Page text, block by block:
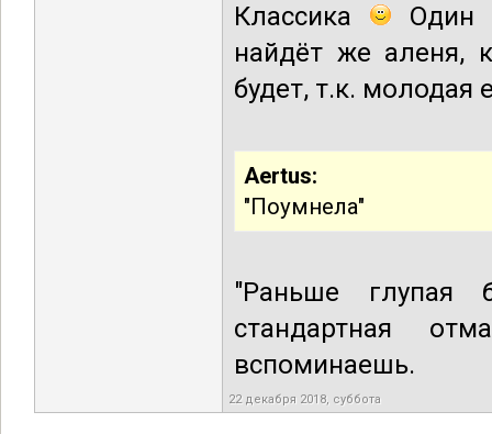
Классика
Один
найдёт же аленя,
будет, т.к. молодая
Aertus:
"Поумнела"
"Раньше глупая
стандартная
вспоминаешь.
22 декабря 2018, суббота